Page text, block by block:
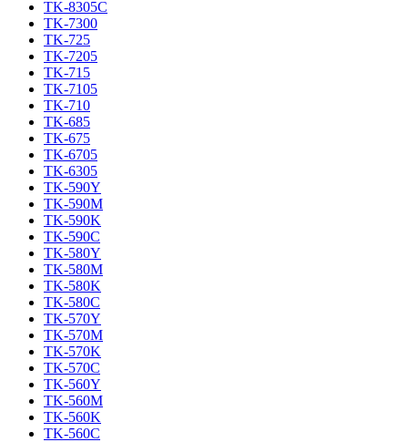
TK-8305C
TK-7300
TK-725
TK-7205
TK-715
TK-7105
TK-710
TK-685
TK-675
TK-6705
TK-6305
TK-590Y
TK-590M
TK-590K
TK-590C
TK-580Y
TK-580M
TK-580K
TK-580C
TK-570Y
TK-570M
TK-570K
TK-570C
TK-560Y
TK-560M
TK-560K
TK-560C